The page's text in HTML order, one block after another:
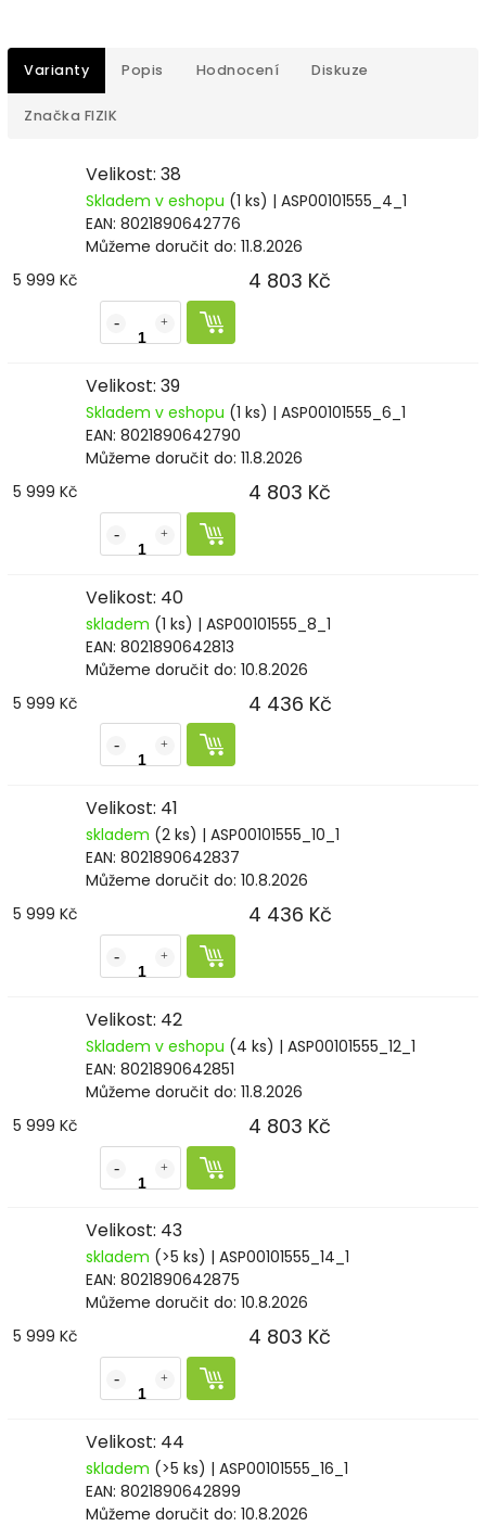
Varianty Popis Hodnocení Diskuze
Značka FIZIK
Velikost: 38
Skladem v eshopu (1 ks) | ASP00101555_4_1
EAN: 8021890642776
Můžeme doručit do: 11.8.2026
5 999 Kč
4 803 Kč
Velikost: 39
Skladem v eshopu (1 ks) | ASP00101555_6_1
EAN: 8021890642790
Můžeme doručit do: 11.8.2026
5 999 Kč
4 803 Kč
Velikost: 40
skladem (1 ks) | ASP00101555_8_1
EAN: 8021890642813
Můžeme doručit do: 10.8.2026
5 999 Kč
4 436 Kč
Velikost: 41
skladem (2 ks) | ASP00101555_10_1
EAN: 8021890642837
Můžeme doručit do: 10.8.2026
5 999 Kč
4 436 Kč
Velikost: 42
Skladem v eshopu (4 ks) | ASP00101555_12_1
EAN: 8021890642851
Můžeme doručit do: 11.8.2026
5 999 Kč
4 803 Kč
Velikost: 43
skladem (>5 ks) | ASP00101555_14_1
EAN: 8021890642875
Můžeme doručit do: 10.8.2026
5 999 Kč
4 803 Kč
Velikost: 44
skladem (>5 ks) | ASP00101555_16_1
EAN: 8021890642899
Můžeme doručit do: 10.8.2026